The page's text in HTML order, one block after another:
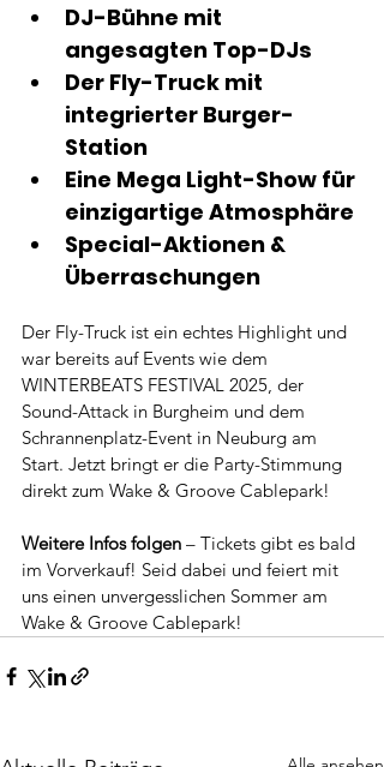
DJ-Bühne mit
angesagten Top-DJs
Der Fly-Truck mit
integrierter Burger-
Station
Eine Mega Light-Show für
einzigartige Atmosphäre
Special-Aktionen &
Überraschungen
Der Fly-Truck ist ein echtes Highlight und
war bereits auf Events wie dem
WINTERBEATS FESTIVAL 2025, der
Sound-Attack in Burgheim und dem
Schrannenplatz-Event in Neuburg am
Start. Jetzt bringt er die Party-Stimmung
direkt zum Wake & Groove Cablepark!
Weitere Infos folgen – Tickets gibt es bald
im Vorverkauf! Seid dabei und feiert mit
uns einen unvergesslichen Sommer am
Wake & Groove Cablepark!